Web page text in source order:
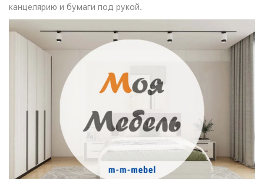
канцелярию и бумаги под рукой.